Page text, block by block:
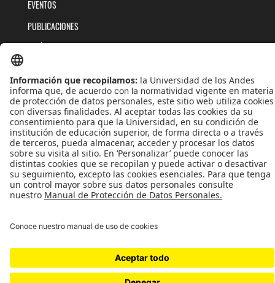
EVENTOS
PUBLICACIONES
QUIÉNES SOMOS
TÉRMINOS Y CONDICIONES
Universidad de los Andes | Vigilada MinEducación